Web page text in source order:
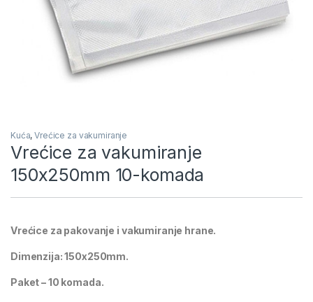
Kuća,Vrećice za vakumiranje
Vrećice za vakumiranje
150x250mm 10-komada
Vrećice za pakovanje i vakumiranje hrane.
Dimenzija: 150x250mm.
Paket – 10 komada.